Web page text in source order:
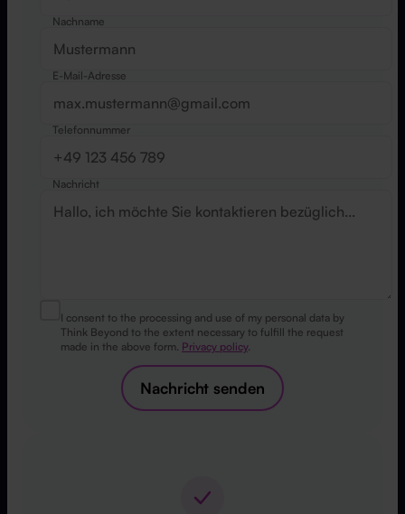
Nachname
E-Mail-Adresse
Telefonnummer
Nachricht
I consent to the processing and use of my personal data by
Think Beyond to the extent necessary to fulfill the request
made in the above form. Privacy policy.
Nachricht senden